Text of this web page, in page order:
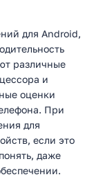
для Android,
различные
и
оценки
При
для
если это
даже